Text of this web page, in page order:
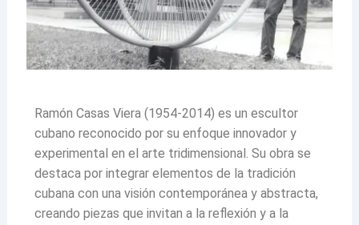
Ramón Casas Viera (1954-2014) es un escultor
cubano reconocido por su enfoque innovador y
experimental en el arte tridimensional. Su obra se
destaca por integrar elementos de la tradición
cubana con una visión contemporánea y abstracta,
creando piezas que invitan a la reflexión y a la